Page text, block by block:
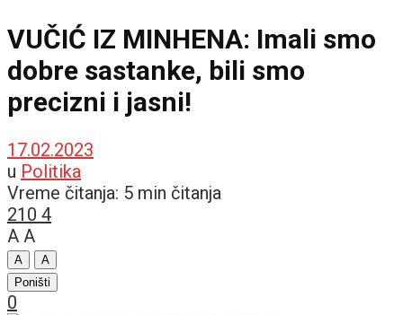
VUČIĆ IZ MINHENA: Imali smo
dobre sastanke, bili smo
precizni i jasni!
17.02.2023
u Politika
Vreme čitanja: 5 min čitanja
210 4
A A
A
A
Poništi
0